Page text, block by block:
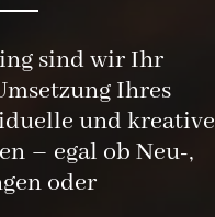
sind wir Ihr
Ihres
und kreative
– egal ob Neu-,
oder